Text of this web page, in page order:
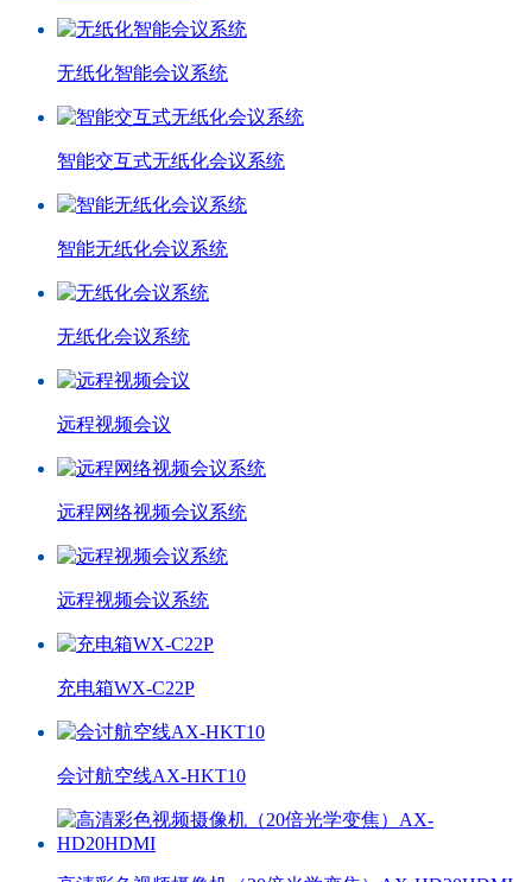
无纸化智能会议系统
智能交互式无纸化会议系统
智能无纸化会议系统
无纸化会议系统
远程视频会议
远程网络视频会议系统
远程视频会议系统
充电箱WX-C22P
会讨航空线AX-HKT10